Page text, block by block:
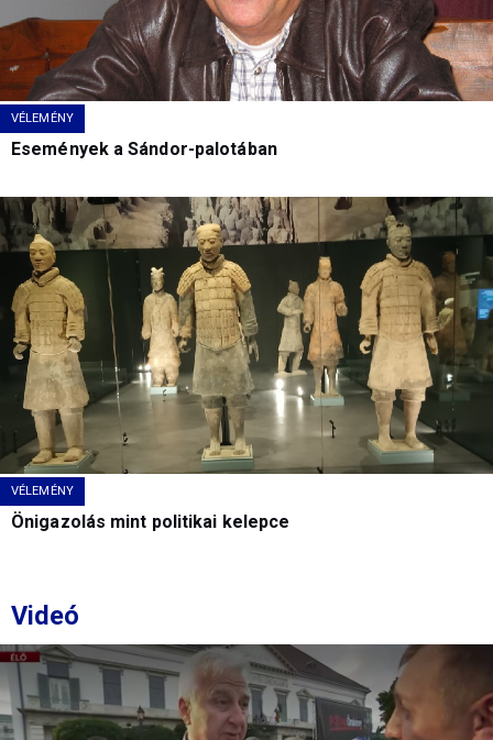
VÉLEMÉNY
Események a Sándor-palotában
VÉLEMÉNY
Önigazolás mint politikai kelepce
Videó